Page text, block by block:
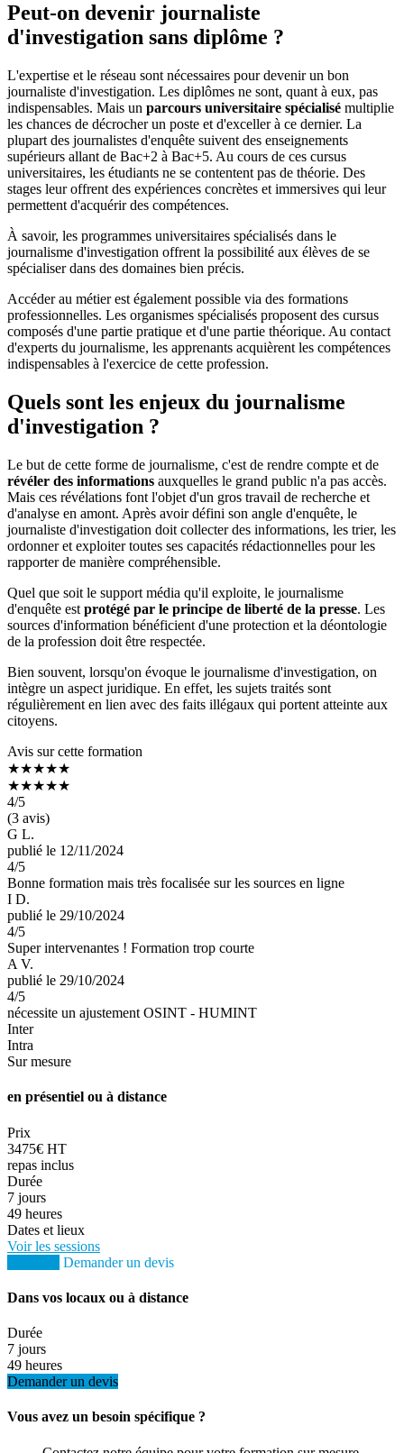
Peut-on devenir journaliste
d'investigation sans diplôme ?
L'expertise et le réseau sont nécessaires pour devenir un bon
journaliste d'investigation. Les diplômes ne sont, quant à eux, pas
indispensables. Mais un parcours universitaire spécialisé multiplie
les chances de décrocher un poste et d'exceller à ce dernier. La
plupart des journalistes d'enquête suivent des enseignements
supérieurs allant de Bac+2 à Bac+5. Au cours de ces cursus
universitaires, les étudiants ne se contentent pas de théorie. Des
stages leur offrent des expériences concrètes et immersives qui leur
permettent d'acquérir des compétences.
À savoir, les programmes universitaires spécialisés dans le
journalisme d'investigation offrent la possibilité aux élèves de se
spécialiser dans des domaines bien précis.
Accéder au métier est également possible via des formations
professionnelles. Les organismes spécialisés proposent des cursus
composés d'une partie pratique et d'une partie théorique. Au contact
d'experts du journalisme, les apprenants acquièrent les compétences
indispensables à l'exercice de cette profession.
Quels sont les enjeux du journalisme
d'investigation ?
Le but de cette forme de journalisme, c'est de rendre compte et de
révéler des informations auxquelles le grand public n'a pas accès.
Mais ces révélations font l'objet d'un gros travail de recherche et
d'analyse en amont. Après avoir défini son angle d'enquête, le
journaliste d'investigation doit collecter des informations, les trier, les
ordonner et exploiter toutes ses capacités rédactionnelles pour les
rapporter de manière compréhensible.
Quel que soit le support média qu'il exploite, le journalisme
d'enquête est protégé par le principe de liberté de la presse. Les
sources d'information bénéficient d'une protection et la déontologie
de la profession doit être respectée.
Bien souvent, lorsqu'on évoque le journalisme d'investigation, on
intègre un aspect juridique. En effet, les sujets traités sont
régulièrement en lien avec des faits illégaux qui portent atteinte aux
citoyens.
Avis sur cette formation
★★★★★
★★★★★
4/5
(3 avis)
G L.
publié le 12/11/2024
4/5
Bonne formation mais très focalisée sur les sources en ligne
I D.
publié le 29/10/2024
4/5
Super intervenantes ! Formation trop courte
A V.
publié le 29/10/2024
4/5
nécessite un ajustement OSINT - HUMINT
Inter
Intra
Sur mesure
en présentiel ou à distance
Prix
3475€ HT
repas inclus
Durée
7 jours
49 heures
Dates et lieux
Voir les sessions
Demander un devis
Dans vos locaux ou à distance
Durée
7 jours
49 heures
Demander un devis
Vous avez un besoin spécifique ?